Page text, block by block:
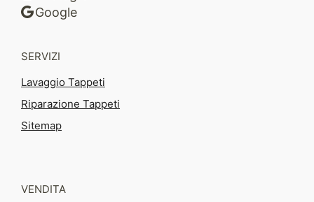
Google
SERVIZI
Lavaggio Tappeti
Riparazione Tappeti
Sitemap
VENDITA